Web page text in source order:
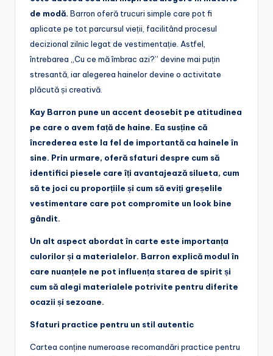
de modă. Barron oferă trucuri simple care pot fi
aplicate pe tot parcursul vieții, facilitând procesul
decizional zilnic legat de vestimentație. Astfel,
întrebarea „Cu ce mă îmbrac azi?” devine mai puțin
stresantă, iar alegerea hainelor devine o activitate
plăcută și creativă.
Kay Barron pune un accent deosebit pe atitudinea
pe care o avem față de haine. Ea susține că
încrederea este la fel de importantă ca hainele în
sine. Prin urmare, oferă sfaturi despre cum să
identifici piesele care îți avantajează silueta, cum
să te joci cu proporțiile și cum să eviți greșelile
vestimentare care pot compromite un look bine
gândit.
Un alt aspect abordat în carte este importanța
culorilor și a materialelor. Barron explică modul în
care nuanțele ne pot influența starea de spirit și
cum să alegi materialele potrivite pentru diferite
ocazii și sezoane.
Sfaturi practice pentru un stil autentic
Cartea conține numeroase recomandări practice pentru